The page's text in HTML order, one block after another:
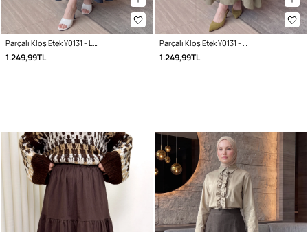
Parçalı Kloş Etek Y0131 - LACİVERT
1.249,99TL
Parçalı Kloş Etek Y0131 - AÇIK HAKİ
1.249,99TL